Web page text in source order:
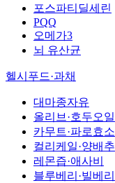
포스파티딜세린
PQQ
오메가3
뇌 유산균
헬시푸드·과채
대마종자유
올리브·호두오일
카무트·파로효소
컬리케일·양배추
레몬즙·애사비
블루베리·빌베리